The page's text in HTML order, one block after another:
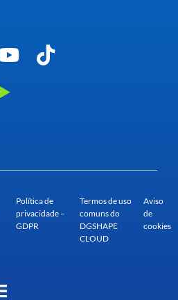
Política de
privacidade –
GDPR
Termos de uso
comuns do
DGSHAPE
CLOUD
Aviso
de
cookies